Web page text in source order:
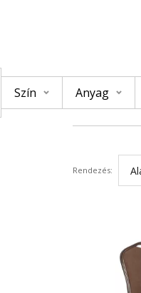
Szín Anyag
Rendezés: